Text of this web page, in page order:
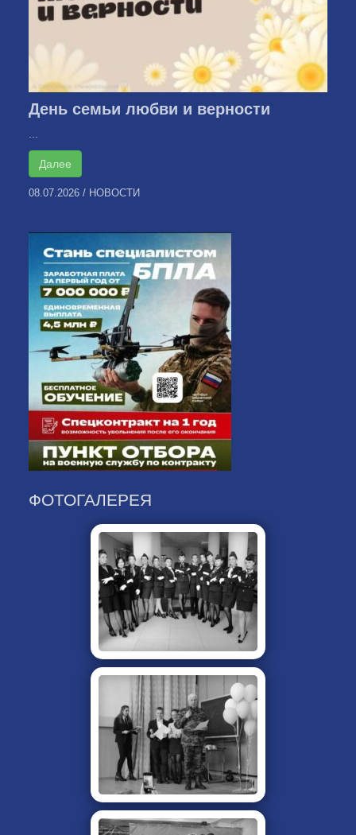
День семьи любви и верности
Далее
08.07.2026 / НОВОСТИ
ФОТОГАЛЕРЕЯ